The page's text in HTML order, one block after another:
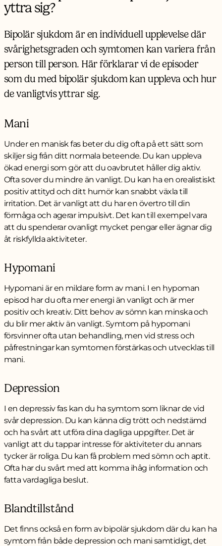
yttra sig?
Bipolär sjukdom är en individuell upplevelse där
svårighetsgraden och symtomen kan variera från
person till person. Här förklarar vi de episoder
som du med bipolär sjukdom kan uppleva och hur
de vanligtvis yttrar sig.
Mani
Under en manisk fas beter du dig ofta på ett sätt som
skiljer sig från ditt normala beteende. Du kan uppleva
ökad energi som gör att du oavbrutet håller dig aktiv.
Ofta sover du mindre än vanligt. Du kan ha en orealistiskt
positiv attityd och ditt humör kan snabbt växla till
irritation. Det är vanligt att du har en övertro till din
förmåga och agerar impulsivt. Det kan till exempel vara
att du spenderar ovanligt mycket pengar eller ägnar dig
åt riskfyllda aktiviteter.
Hypomani
Hypomani är en mildare form av mani. I en hypoman
episod har du ofta mer energi än vanligt och är mer
positiv och kreativ. Ditt behov av sömn kan minska och
du blir mer aktiv än vanligt. Symtom på hypomani
försvinner ofta utan behandling, men vid stress och
påfrestningar kan symtomen förstärkas och utvecklas till
mani.
Depression
I en depressiv fas kan du ha symtom som liknar de vid
svår depression. Du kan känna dig trött och nedstämd
och ha svårt att utföra dina dagliga uppgifter. Det är
vanligt att du tappar intresse för aktiviteter du annars
tycker är roliga. Du kan få problem med sömn och aptit.
Ofta har du svårt med att komma ihåg information och
fatta vardagliga beslut.
Blandtillstånd
Det finns också en form av bipolär sjukdom där du kan ha
symtom från både depression och mani samtidigt, det